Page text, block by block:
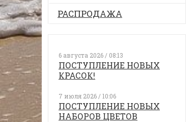
РАСПРОДАЖА
6 августа 2026 / 08:13
ПОСТУПЛЕНИЕ НОВЫХ
КРАСОК!
7 июля 2026 / 10:06
ПОСТУПЛЕНИЕ НОВЫХ
НАБОРОВ ЦВЕТОВ